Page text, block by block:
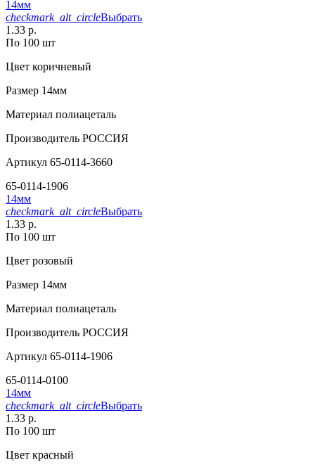
14мм
checkmark_alt_circleВыбрать
1.33 р.
По 100 шт
Цвет коричневый
Размер 14мм
Материал полиацеталь
Производитель РОССИЯ
Артикул 65-0114-3660
65-0114-1906
14мм
checkmark_alt_circleВыбрать
1.33 р.
По 100 шт
Цвет розовый
Размер 14мм
Материал полиацеталь
Производитель РОССИЯ
Артикул 65-0114-1906
65-0114-0100
14мм
checkmark_alt_circleВыбрать
1.33 р.
По 100 шт
Цвет красный